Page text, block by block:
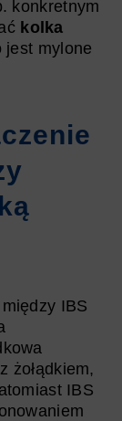
konkretnym
kolka
jest mylone
IBS
żołądkiem,
IBS